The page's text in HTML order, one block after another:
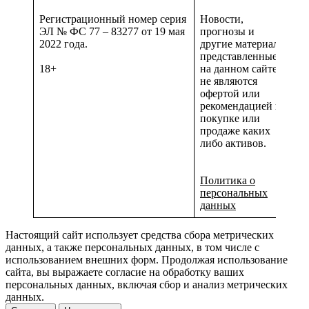
Регистрационный номер серия
ЭЛ № ФС 77 – 83277 от 19 мая
2022 года.
18+
Новости,
прогнозы и
другие материалы,
представленные
на данном сайте
не являются
офертой или
рекомендацией к
покупке или
продаже каких
либо активов.
Политика о
персональных
данных
Настоящий сайт использует средства сбора метрических
данных, а также персональных данных, в том числе с
использованием внешних форм. Продолжая использование
сайта, вы выражаете согласие на обработку ваших
персональных данных, включая сбор и анализ метрических
данных.